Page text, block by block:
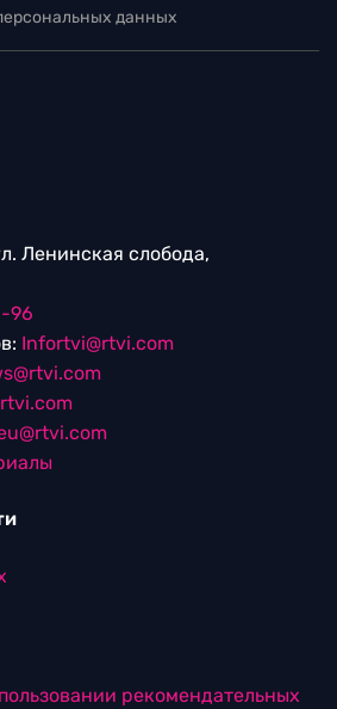
данных
Ленинская слобода,
96
Infortvi@rtvi.com
рекомендательных